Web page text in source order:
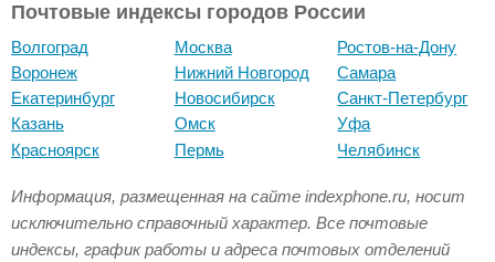
Почтовые индексы городов России
Волгоград
Воронеж
Екатеринбург
Казань
Красноярск
Москва
Нижний Новгород
Новосибирск
Омск
Пермь
Ростов-на-Дону
Самара
Санкт-Петербург
Уфа
Челябинск
Информация, размещенная на сайте indexphone.ru, носит
исключительно справочный характер. Все почтовые
индексы, график работы и адреса почтовых отделений